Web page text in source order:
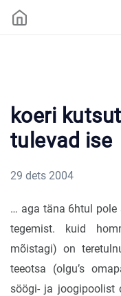
koeri
tulevad ise
29 dets 2004
… aga täna 6htul
tegemist. kuid
mõistagi) on
teeotsa (olgu’s
söögi- ja joogipoolist